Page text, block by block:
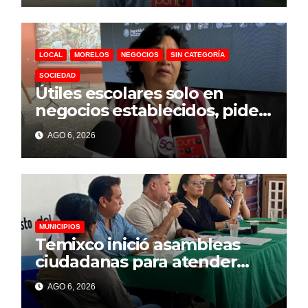
LOCAL MORELOS NEGOCIOS SIN CATEGORÍA
SOCIEDAD
Útiles escolares solo en
negocios establecidos, pide
la Profeco a padres de
familia
AGO 6, 2026
MUNICIPIOS
Temixco inició asambleas
ciudadanas para atender
necesidades de las colonias
AGO 6, 2026